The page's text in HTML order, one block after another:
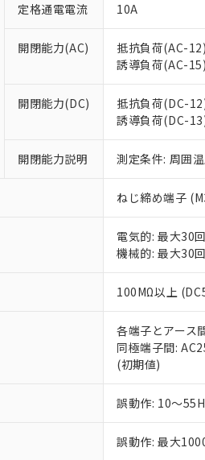
定格通電電流 10A
開閉能力(AC)
抵抗負荷(AC-
誘導負荷(AC-
開閉能力(DC)
抵抗負荷(DC-
誘導負荷(DC-
開閉能力説明 測定条件: 周囲
ねじ締め端子
電気的: 最大30
機械的: 最大30
100MΩ以上
各端子とアース
同極端子間:
(初期値)
誤動作: 10～
誤動作: 最大
ご利用
以下の条件
本サー
くもの
当社制
在庫状
い。
正式な
当社販
在庫状
す。
マイパ
ている
が、当
さい。
※当社
いる法
対応予定：
対応予定な
調査・確認
非該当品：
があります。
*EU RoHS指令
鉛(Pb)
六価クロム
フタル酸ビス(2-
ル（DBP）
但し、RoHS指
フタル酸エステ
※2 対応予
部品在庫の
※3 非含有
下記の非含
EU RoHS指
51物質の非
※1 中国
「○」：最大
「×」：最大
「－」：未
Pb(鉛)
DEHP(フタル酸
※2 環境保
「10」：通
味します。
「－」：未
う）を
などの
当社は
ます。
当社は
置等に
当社
たしま
記
説
△
－
空
白